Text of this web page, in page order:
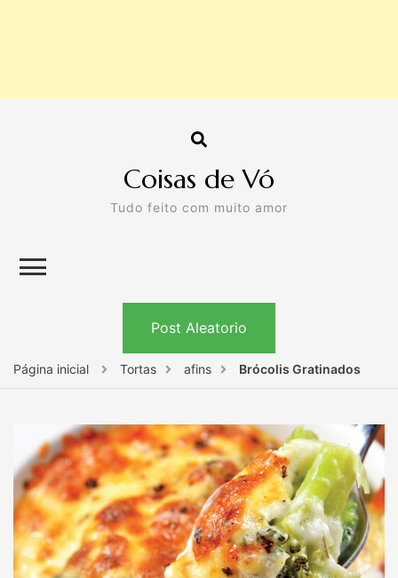
Coisas de Vó
Tudo feito com muito amor
Post Aleatorio
Página inicial Tortas afins Brócolis Gratinados